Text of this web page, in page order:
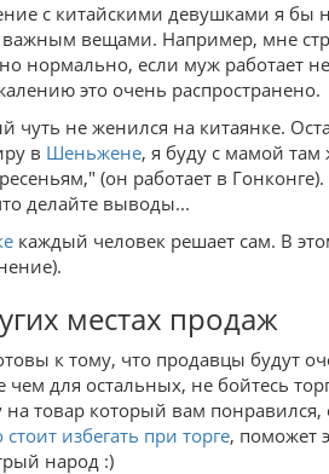
с китайскими девушками я бы
вещами. Например, мне
нормально, если муж работает
это очень распространено.
чуть не женился на китаянке.
в Шеньжене, я буду с мамой
(он работает в
делайте выводы...
каждый человек решает сам. В
местах продаж
к тому, что продавцы будут
для остальных, не бойтесь
на товар который вам
избегать при торге, поможет
народ :)